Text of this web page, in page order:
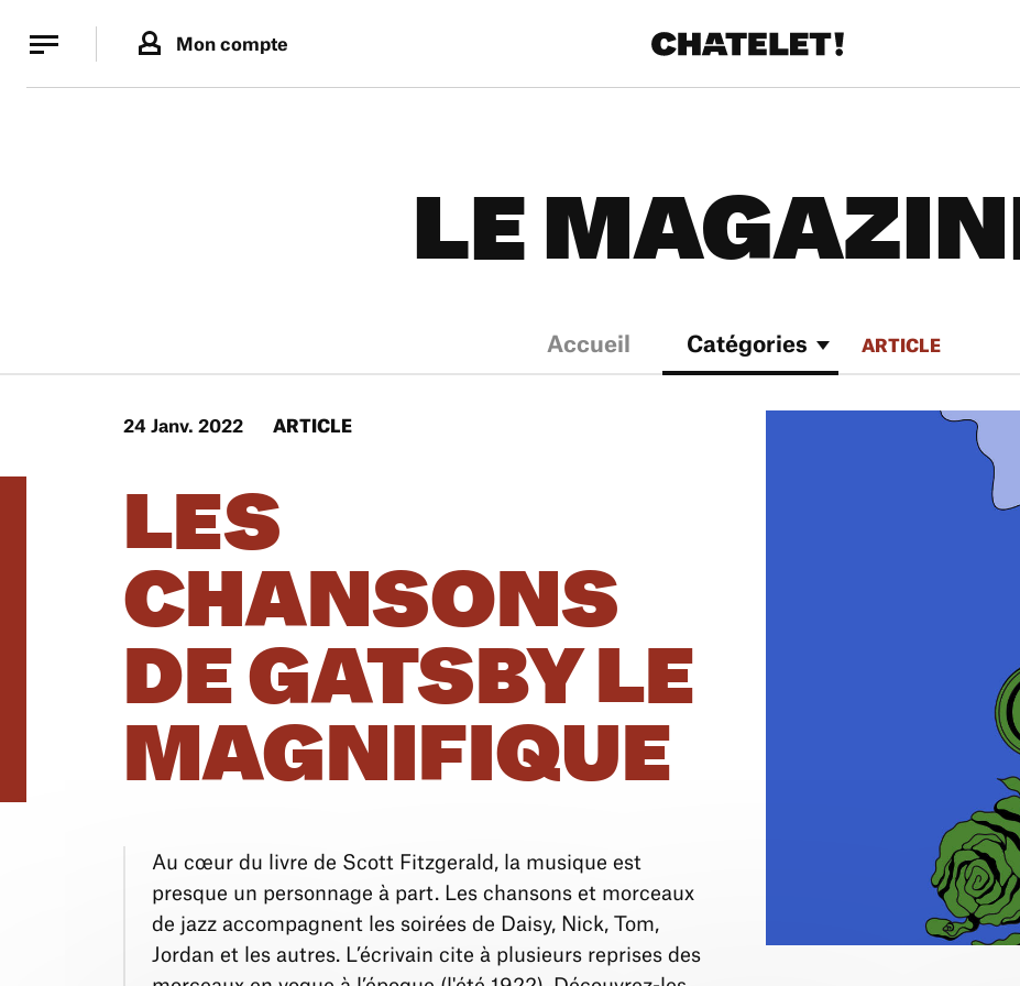
Mon compte
LE
Accueil Catégories ARTICLE
24 Janv. 2022 ARTICLE
LES
CHANSONS
DE GATSBY LE
MAGNIFIQUE
Au cœur du livre de Scott Fitzgerald, la musique est
presque un personnage à part. Les chansons et morceaux
de jazz accompagnent les soirées de Daisy, Nick, Tom,
Jordan et les autres. L’écrivain cite à plusieurs reprises des